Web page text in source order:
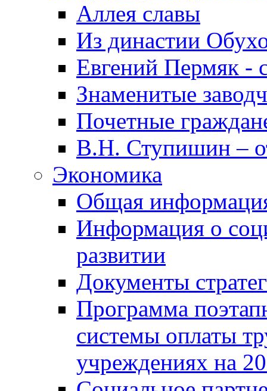
Аллея славы
Из династии
Евгений Пермяк -
Знаменитые
Почетные
В.Н. Ступишин –
Экономика
Общая
Информация о
развитии
Документы
Программа
системы оплаты
учреждениях на